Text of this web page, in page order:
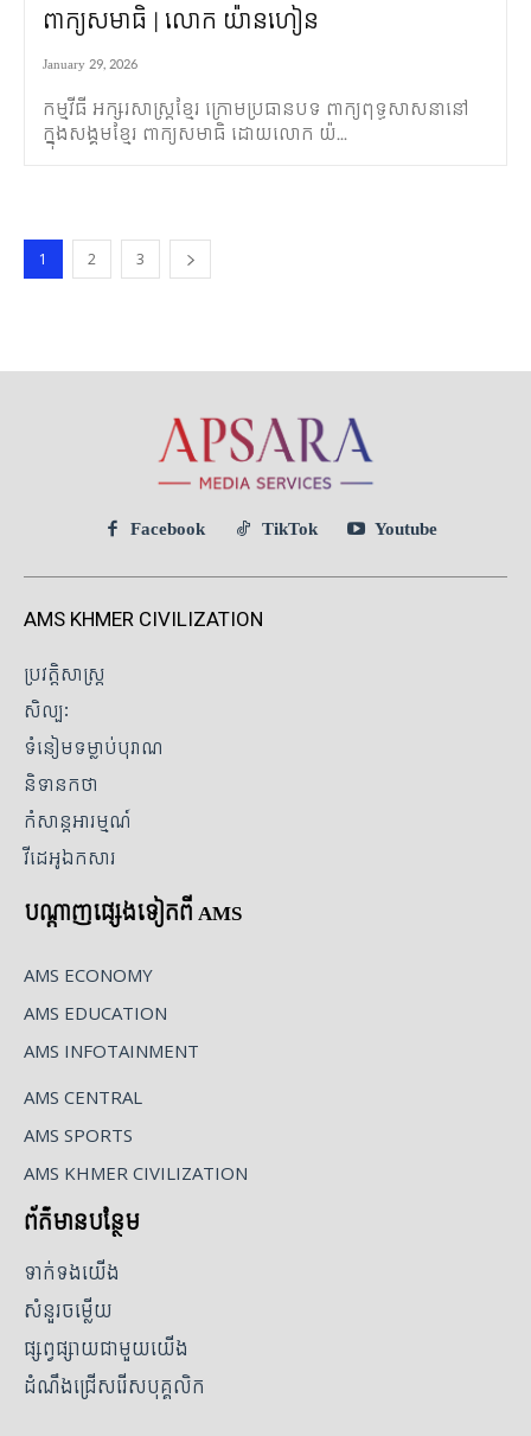
ពាក្យសមាធិ | លោក យ៉ានហៀន
January 29, 2026
កម្មវីធី អក្សរសាស្រ្តខ្មែរ ក្រោមប្រធានបទ ពាក្យពុទ្ធសាសនានៅ
ក្នុងសង្គមខ្មែរ ពាក្យសមាធិ ដោយលោក យ៉...
1 2 3
Facebook TikTok Youtube
AMS KHMER CIVILIZATION
ប្រវត្តិសាស្ត្រ
សិល្បៈ
ទំនៀមទម្លាប់បុរាណ
និទានកថា
កំសាន្តអារម្មណ៍
វីដេអូឯកសារ
បណ្ដាញផ្សេងទៀតពី AMS
AMS ECONOMY
AMS EDUCATION
AMS INFOTAINMENT
AMS CENTRAL
AMS SPORTS
AMS KHMER CIVILIZATION
ព័ត៌មានបន្ថែម
ទាក់ទងយើង
សំនួរចម្លើយ
ផ្សព្វផ្សាយជាមួយយើង
ដំណឹងជ្រើសរើសបុគ្គលិក